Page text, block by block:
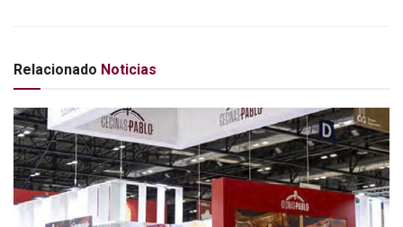
Relacionado Noticias